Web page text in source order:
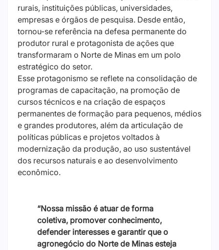
rurais, instituições públicas, universidades,
empresas e órgãos de pesquisa. Desde então,
tornou-se referência na defesa permanente do
produtor rural e protagonista de ações que
transformaram o Norte de Minas em um polo
estratégico do setor.
Esse protagonismo se reflete na consolidação de
programas de capacitação, na promoção de
cursos técnicos e na criação de espaços
permanentes de formação para pequenos, médios
e grandes produtores, além da articulação de
políticas públicas e projetos voltados à
modernização da produção, ao uso sustentável
dos recursos naturais e ao desenvolvimento
econômico.
“Nossa missão é atuar de forma
coletiva, promover conhecimento,
defender interesses e garantir que o
agronegócio do Norte de Minas esteja